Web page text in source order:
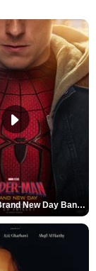
Spider-Man: Brand New Day Bande-annonce VO STFR